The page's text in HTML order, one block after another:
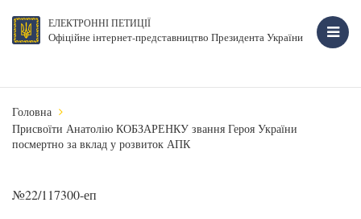
ЕЛЕКТРОННІ ПЕТИЦІЇ
Офіційне інтернет-представництво Президента України
Головна
Присвоїти Анатолію КОБЗАРЕНКУ звання Героя України
посмертно за вклад у розвиток АПК
№22/117300-еп